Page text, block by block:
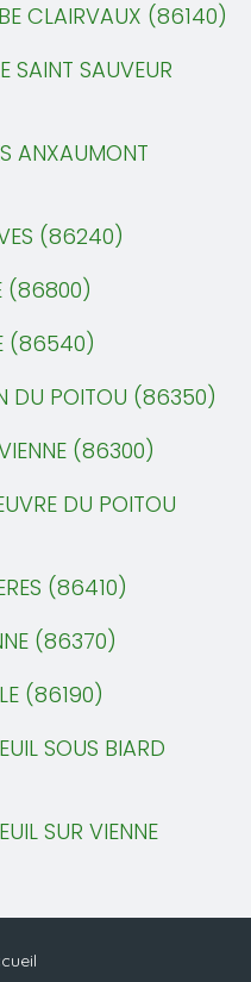
CLAIRVAUX (86140)
SAUVEUR
ANXAUMONT
(86240)
(86800)
(86540)
POITOU (86350)
(86300)
DU POITOU
(86410)
(86370)
(86190)
SOUS BIARD
SUR VIENNE